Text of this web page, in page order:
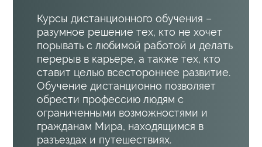
Курсы дистанционного обучения –
разумное решение тех, кто не хочет
порывать с любимой работой и делать
перерыв в карьере, а также тех, кто
ставит целью всестороннее развитие.
Обучение дистанционно позволяет
обрести профессию людям с
ограниченными возможностями и
гражданам Мира, находящимся в
разъездах и путешествиях.